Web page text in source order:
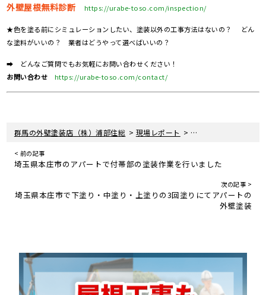
外壁屋根無料診断 https://urabe-toso.com/inspection/
★色を塗る前にシミュレーションしたい、塗装以外の工事方法はないの？ どん
な塗料がいいの？ 業者はどうやって選べばいいの？
➡ どんなご質問でもお気軽にお問い合わせください！
お問い合わせ
https://urabe-toso.com/contact/
群馬の外壁塗装店（株）浦部住総 > 現場レポート > 群馬県藤岡市で付帯
< 前の記事
埼玉県本庄市のアパートで付帯部の塗装作業を行いました
次の記事 >
埼玉県本庄市で下塗り・中塗り・上塗りの3回塗りにてアパートの
外壁塗装